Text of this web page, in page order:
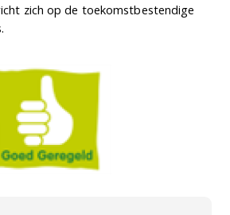
zich op de toekomstbestendige